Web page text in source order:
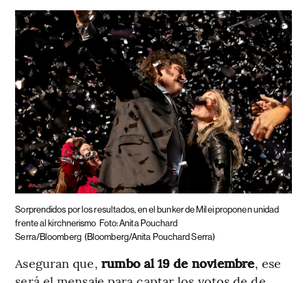
Sorprendidos por los resultados, en el bunker de Milei proponen unidad
frente al kirchnerismo Foto: Anita Pouchard
Serra/Bloomberg (Bloomberg/Anita Pouchard Serra)
Aseguran que, rumbo al 19 de noviembre, ese